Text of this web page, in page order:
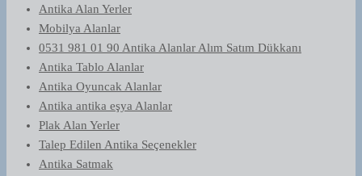
Antika Alan Yerler
Mobilya Alanlar
0531 981 01 90 Antika Alanlar Alım Satım Dükkanı
Antika Tablo Alanlar
Antika Oyuncak Alanlar
Antika antika eşya Alanlar
Plak Alan Yerler
Talep Edilen Antika Seçenekler
Antika Satmak